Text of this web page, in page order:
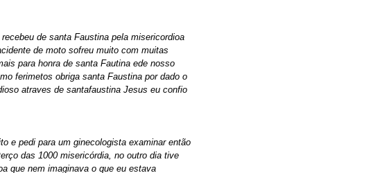
de santa Faustina pela misericordioa
de moto sofreu muito com muitas
para honra de santa Fautina ede nosso
ferimetos obriga santa Faustina por dado o
atraves de santafaustina Jesus eu confio
e pedi para um ginecologista examinar então
das 1000 misericórdia, no outro dia tive
que nem imaginava o que eu estava